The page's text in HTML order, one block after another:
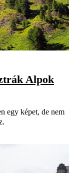
Alpok
egy képet, de nem